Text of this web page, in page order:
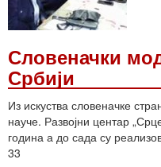
Словеначки
Србији
Из искуства словеначке
науче. Развојни центар
година а до сада су
33